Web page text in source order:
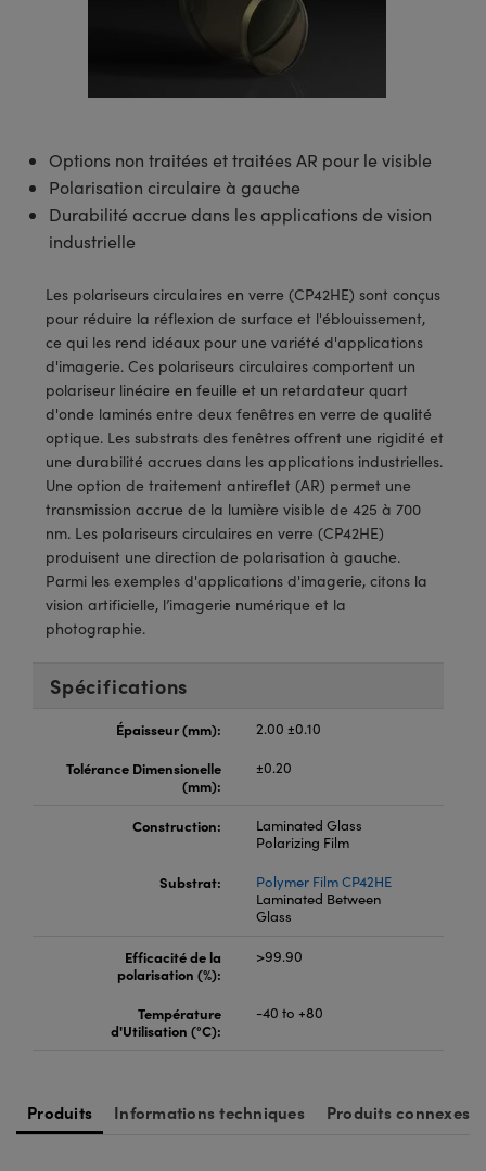
Optiques Traités par
Ionique
Diffractifs (DOE)
Optiques
Laser
la Microscopie
Microscope
Modulaires Zoom
la Microscopie
Micromètres
de Microscopie
ou Coupleurs
de Poche ou à Mesure Directe
: Microscopie
pour Objectifs d’Imagerie
®
et Composants
pour Caméras
: Caméras
: Laboratoire et
par cohérence optique
Development Systems
Optical
Optiques Lightpath®
Labs™
Gratings™
Optiques de SCHOTT
Options non traitées et traitées AR pour le visible
Polarisation circulaire à gauche
Durabilité accrue dans les applications de vision
industrielle
Les polariseurs circulaires en verre (CP42HE) sont conçus
pour réduire la réflexion de surface et l'éblouissement,
ce qui les rend idéaux pour une variété d'applications
d'imagerie. Ces polariseurs circulaires comportent un
polariseur linéaire en feuille et un retardateur quart
d'onde laminés entre deux fenêtres en verre de qualité
optique. Les substrats des fenêtres offrent une rigidité et
une durabilité accrues dans les applications industrielles.
Une option de traitement antireflet (AR) permet une
transmission accrue de la lumière visible de 425 à 700
nm. Les polariseurs circulaires en verre (CP42HE)
produisent une direction de polarisation à gauche.
Parmi les exemples d'applications d'imagerie, citons la
vision artificielle, l’imagerie numérique et la
photographie.
Spécifications
Épaisseur (mm):
2.00 ±0.10
Tolérance Dimensionelle
(mm):
±0.20
Construction:
Laminated Glass
Polarizing Film
Substrat:
Polymer Film CP42HE
Laminated Between
Glass
Efficacité de la
polarisation (%):
>99.90
Température
d'Utilisation (°C):
-40 to +80
Produits Informations techniques Produits connexes